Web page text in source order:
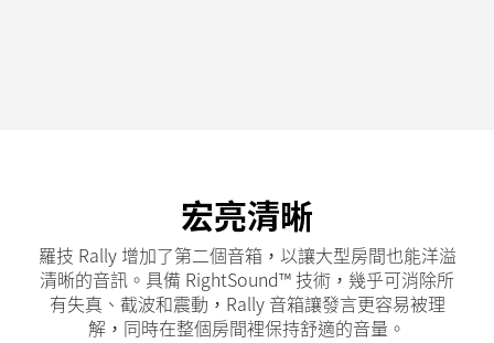
宏亮清晰
羅技 Rally 增加了第二個音箱，以讓大型房間也能洋溢
清晰的音訊。具備 RightSound™ 技術，幾乎可消除所
有失真、截波和震動，Rally 音箱讓發言更容易被理
解，同時在整個房間裡保持舒適的音量。